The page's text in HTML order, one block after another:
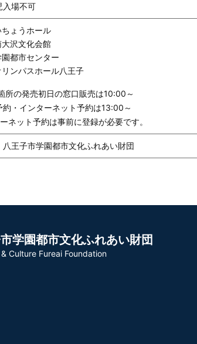
入場不可
ちょうホール
大沢文化会館
園都市センター
リンパスホール八王子
所の発売初日の窓口販売は10:00～
・インターネット予約は13:00～
ネット予約は事前に登録が必要です。
八王子市学園都市文化ふれあい財団
学園都市文化ふれあい財団
Culture Fureai Foundation